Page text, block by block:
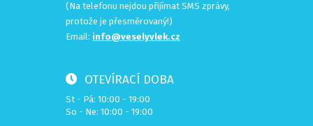
(Na telefonu nejdou přijímat SMS zprávy,
protože je přesměrovaný!)
Email: info@veselyvlek.cz
OTEVÍRACÍ DOBA
St - Pá: 10:00 - 19:00
So - Ne: 10:00 - 19:00